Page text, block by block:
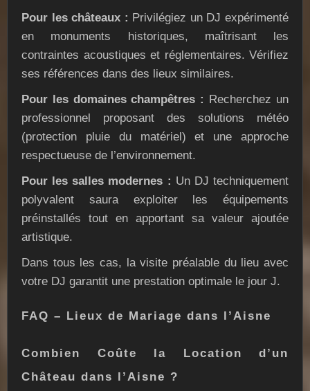
Pour les châteaux : Privilégiez un DJ expérimenté
en monuments historiques, maîtrisant les
contraintes acoustiques et réglementaires. Vérifiez
ses références dans des lieux similaires.
Pour les domaines champêtres :
Recherchez un
professionnel proposant des solutions météo
(protection pluie du matériel) et une approche
respectueuse de l’environnement.
Pour les salles modernes : Un DJ techniquement
polyvalent saura exploiter les équipements
préinstallés tout en apportant sa valeur ajoutée
artistique.
Dans tous les cas, la visite préalable du lieu avec
votre DJ garantit une prestation optimale le jour J.
FAQ – Lieux de Mariage dans l’Aisne
Combien Coûte la Location d’un
Château dans l’Aisne ?